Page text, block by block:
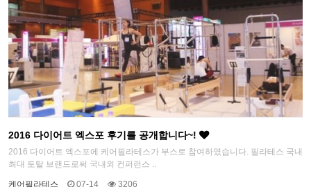
2016 다이어트 엑스포 후기를 공개합니다~!
2016 다이어트 엑스포에 케어필라테스가 부스로 참여하였습니다. 필라테스 국내
최대 토탈 브랜드로써 국내외 컨퍼런스 ..
케어필라테스 07-14 3206